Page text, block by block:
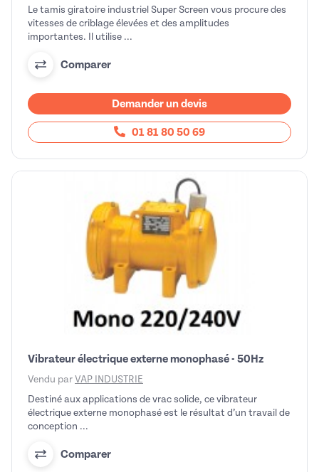
Le tamis giratoire industriel Super Screen vous procure des
vitesses de criblage élevées et des amplitudes
importantes. Il utilise ...
Comparer
Demander un devis
01 81 80 50 69
Vibrateur électrique externe monophasé - 50Hz
Vendu par VAP INDUSTRIE
Destiné aux applications de vrac solide, ce vibrateur
électrique externe monophasé est le résultat d’un travail de
conception ...
Comparer